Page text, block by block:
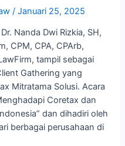
/Januari 25, 2025
Nanda Dwi Rizkia, SH,
CPM, CPA, CPArb,
tampil sebagai
Gathering yang
Mitratama Solusi. Acara
Coretax dan
dan dihadiri oleh
berbagai perusahaan di